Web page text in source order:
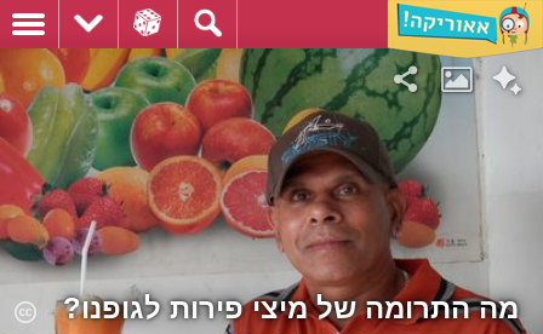
מה התרומה של מיצי פירות לגופנו?